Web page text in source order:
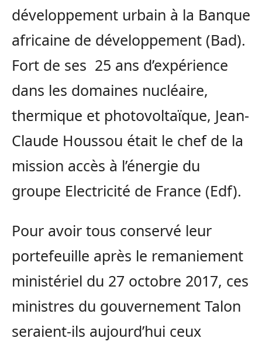
développement urbain à la Banque
africaine de développement (Bad).
Fort de ses 25 ans d’expérience
dans les domaines nucléaire,
thermique et photovoltaïque, Jean-
Claude Houssou était le chef de la
mission accès à l’énergie du
groupe Electricité de France (Edf).
Pour avoir tous conservé leur
portefeuille après le remaniement
ministériel du 27 octobre 2017, ces
ministres du gouvernement Talon
seraient-ils aujourd’hui ceux